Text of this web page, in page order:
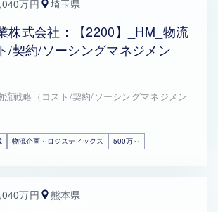
万円 埼玉県
株式会社：【2200】_HM_物流
/契約/ソーシングマネジメン
流戦略（コスト/契約/ソーシングマネジメン
物流企画・ロジスティックス 500万～
万円 熊本県